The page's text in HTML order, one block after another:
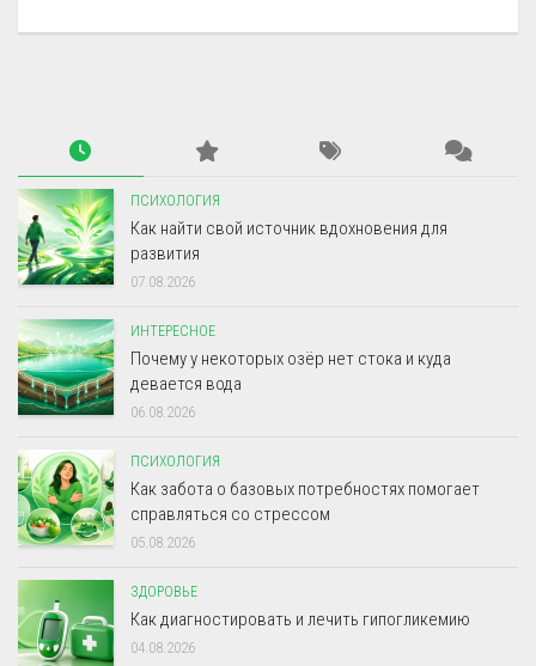
ПСИХОЛОГИЯ
Как найти свой источник вдохновения для
развития
07.08.2026
ИНТЕРЕСНОЕ
Почему у некоторых озёр нет стока и куда
девается вода
06.08.2026
ПСИХОЛОГИЯ
Как забота о базовых потребностях помогает
справляться со стрессом
05.08.2026
ЗДОРОВЬЕ
Как диагностировать и лечить гипогликемию
04.08.2026